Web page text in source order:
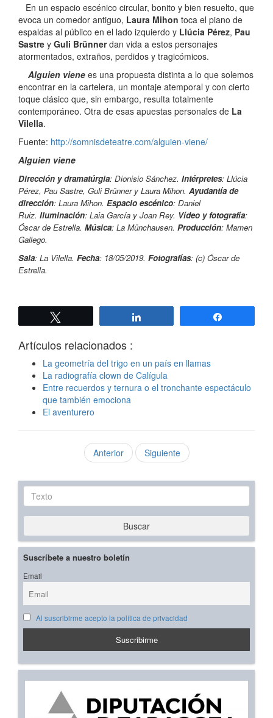
En un espacio escénico circular, bonito y bien resuelto, que
evoca un comedor antiguo, Laura Mihon toca el piano de
espaldas al público en el lado izquierdo y Llúcia Pérez, Pau
Sastre y Guli Brünnerdan vida a estos personajes
atormentados, extraños, perdidos y tragicómicos.
Alguien viene es una propuesta distinta a lo que solemos
encontrar en la cartelera, un montaje atemporal y con cierto
toque clásico que, sin embargo, resulta totalmente
contemporáneo. Otra de esas apuestas personales de La
Vilella.
Fuente: http://somnisdeteatre.com/alguien-viene/
Alguien viene
Dirección y dramatúrgia: Dionisio Sánchez. Intérpretes: Llúcia
Pérez, Pau Sastre, Guli Brünner y Laura Mihon. Ayudantía de
dirección: Laura Mihon. Espacio escénico: Daniel
Ruiz. Iluminación: Laia García y Joan Rey. Vídeo y fotografía:
Óscar de Estrella. Música: La Münchausen. Producción: Mamen
Gallego.
Sala: La Vilella. Fecha: 18/05/2019. Fotografías: (c) Óscar de
Estrella.
Artículos relacionados :
La geometría del trigo en un país en llamas
La radiografía clown de Calígula
Entre recuerdos y ternura o el tronchante espectáculo
que también emociona
El aventurero
Anterior Siguiente
Texto
Buscar
Suscríbete a nuestro boletín
Email
Al suscribirme acepto la política de privacidad